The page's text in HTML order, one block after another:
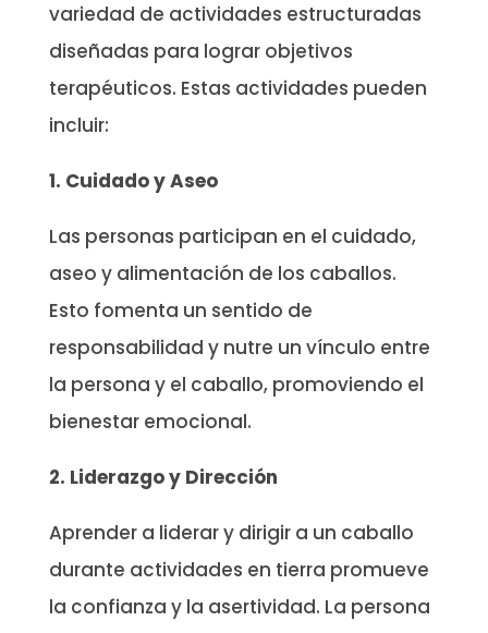
variedad de actividades estructuradas
diseñadas para lograr objetivos
terapéuticos. Estas actividades pueden
incluir:
1. Cuidado y Aseo
Las personas participan en el cuidado,
aseo y alimentación de los caballos.
Esto fomenta un sentido de
responsabilidad y nutre un vínculo entre
la persona y el caballo, promoviendo el
bienestar emocional.
2. Liderazgo y Dirección
Aprender a liderar y dirigir a un caballo
durante actividades en tierra promueve
la confianza y la asertividad. La persona